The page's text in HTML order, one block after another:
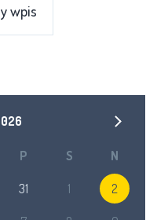
wpis
P S N
31 1 2